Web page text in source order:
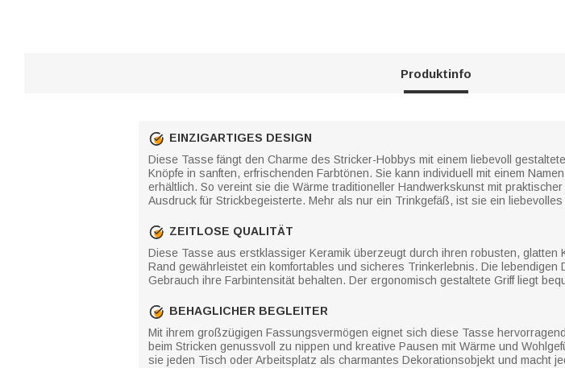
Produktinfo
EINZIGARTIGES DESIGN
Diese Tasse fängt den Charme des Stricker-Hobbys mit einem liebevoll
Knöpfe in sanften, erfrischenden Farbtönen. Sie kann individuell mit einem
erhältlich. So vereint sie die Wärme traditioneller Handwerkskunst mit
Ausdruck für Strickbegeisterte. Mehr als nur ein Trinkgefäß, ist sie ein
ZEITLOSE QUALITÄT
Diese Tasse aus erstklassiger Keramik überzeugt durch ihren robusten, glatten
Rand gewährleistet ein komfortables und sicheres Trinkerlebnis. Die
Gebrauch ihre Farbintensität behalten. Der ergonomisch gestaltete Griff liegt
BEHAGLICHER BEGLEITER
Mit ihrem großzügigen Fassungsvermögen eignet sich diese Tasse
beim Stricken genussvoll zu nippen und kreative Pausen mit Wärme und
sie jeden Tisch oder Arbeitsplatz als charmantes Dekorationsobjekt und macht